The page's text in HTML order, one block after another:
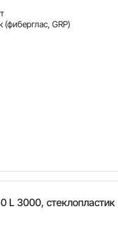
(фиберглас, GRP)
L 3000, стеклопластик